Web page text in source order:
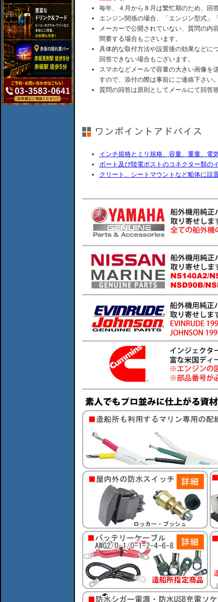
毎年、４月から８月は繁忙期のため、回
エンジン関係の場合、「エンジン型式」
メーカーで公開されていない、質問の内
間要する場合もございます。
具体的な取付方法や設置後の効果などに
回答できない場合もございます。
スマホなどメールで容量の大きい画像を
すので、添付の際は事前にご連絡下さい
質問の回答は原則としてメールにて回答
インチ規格とミリ規格、容量、重量、電
ボート及び陸電ポストのコネクター類の
クリート、シートマウントなど船体に設